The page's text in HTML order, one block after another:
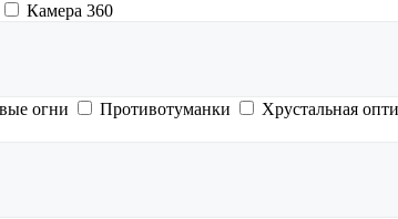
Камера 360
огни Противотуманки Хрустальная